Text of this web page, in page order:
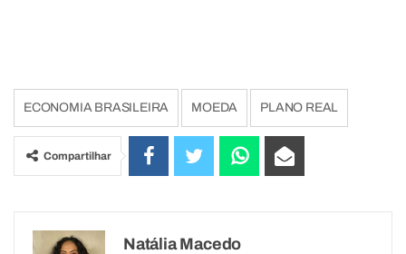
ECONOMIA BRASILEIRA MOEDA PLANO REAL
Compartilhar
Natália Macedo